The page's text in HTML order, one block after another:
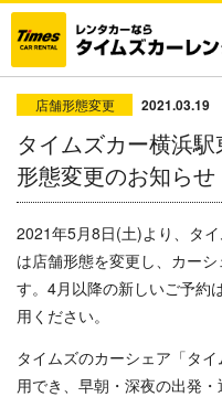
店舗形態変更 2021.03.19
タイムズカー横浜
形態変更のお知らせ
2021年5月8日(土)より、タ
は店舗形態を変更し、カー
す。4月以降の新しいご予約
用ください。
タイムズのカーシェア「タ
用でき、早朝・深夜の出発・